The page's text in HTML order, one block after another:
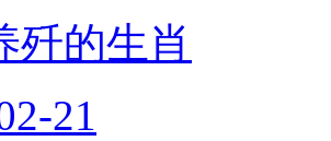
歼的生肖
21